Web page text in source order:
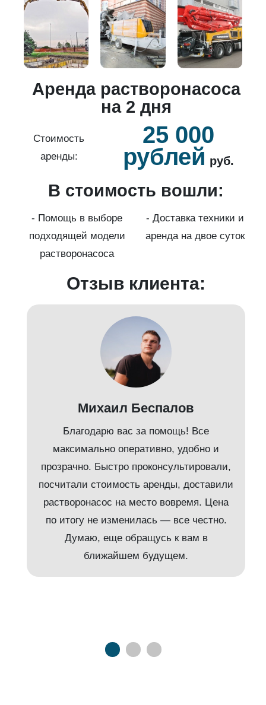
Аренда растворонасоса
на 2 дня
Стоимость
аренды:
25 000
рублей руб.
В стоимость вошли:
- Помощь в выборе
подходящей модели
растворонасоса
- Доставка техники и
аренда на двое суток
Отзыв клиента:
Михаил Беспалов
Благодарю вас за помощь! Все
максимально оперативно, удобно и
прозрачно. Быстро проконсультировали,
посчитали стоимость аренды, доставили
растворонасос на место вовремя. Цена
по итогу не изменилась — все честно.
Думаю, еще обращусь к вам в
ближайшем будущем.